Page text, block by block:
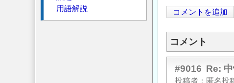
コメントを追加
コメント
#9016 Re:
投稿者 匿名投
用語解説